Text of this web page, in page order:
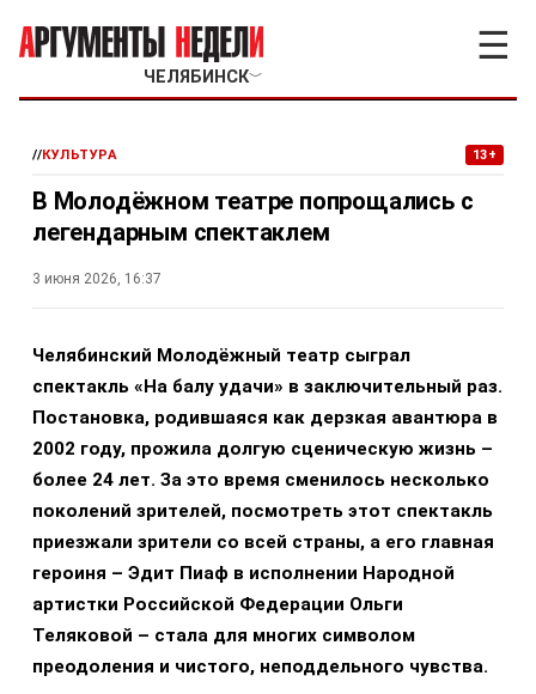
ЧЕЛЯБИНСК﹀
☰
//КУЛЬТУРА 13+
В Молодёжном театре попрощались с
легендарным спектаклем
3 июня 2026, 16:37
Челябинский Молодёжный театр сыграл
спектакль «На балу удачи» в заключительный раз.
Постановка, родившаяся как дерзкая авантюра в
2002 году, прожила долгую сценическую жизнь –
более 24 лет. За это время сменилось несколько
поколений зрителей, посмотреть этот спектакль
приезжали зрители со всей страны, а его главная
героиня – Эдит Пиаф в исполнении Народной
артистки Российской Федерации Ольги
Теляковой – стала для многих символом
преодоления и чистого, неподдельного чувства.